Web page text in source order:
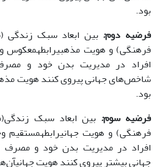
بود.
فرضیه دوم: بین ابعاد سبک
فرهنگی) و هویت‌ مذهبیرابطهمعکوس
افراد در مدیریت بدن خود و
شاخص‌های جهانی پیروی کنند هویت
بود.
فرضیه سوم: بین ابعاد سبک
فرهنگی) و هویت‌ جهانیرابطهمستقیم
افراد در مدیریت بدن خود و
جهانی بیشتر پیروی کنند هویت